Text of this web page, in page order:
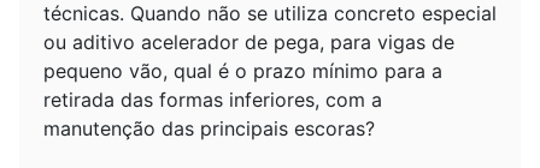
técnicas. Quando não se utiliza concreto especial
ou aditivo acelerador de pega, para vigas de
pequeno vão, qual é o prazo mínimo para a
retirada das formas inferiores, com a
manutenção das principais escoras?